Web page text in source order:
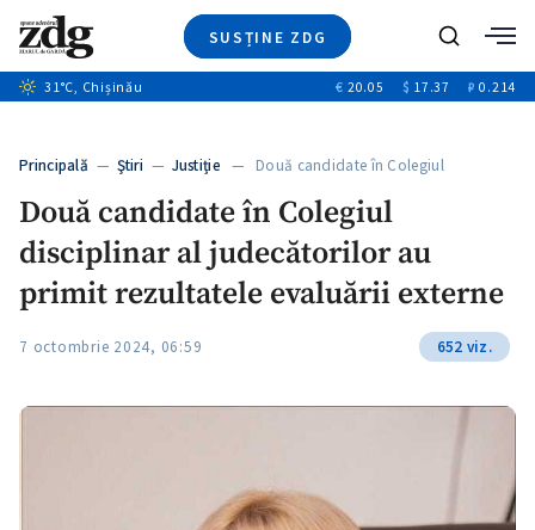
SUSȚINE ZDG
Ştiri
+12
Special
Blog
Caută
31°C, Chișinău € 20.05 $ 17.37 ₽ 0.214
Principală — Ştiri — Justiție— Două candidate în Colegiul
Două candidate în Colegiul
disciplinar al judecătorilor au
primit rezultatele evaluării externe
7 octombrie 2024, 06:59 652 viz.